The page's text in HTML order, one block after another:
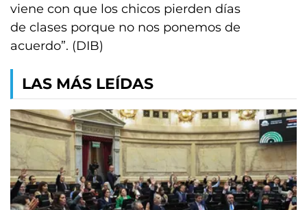
viene con que los chicos pierden días
de clases porque no nos ponemos de
acuerdo”. (DIB)
LAS MÁS LEÍDAS